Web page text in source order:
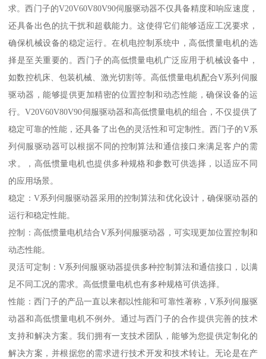
求。西门子的V20V60V80V90伺服驱动器不仅具备精度和响应速度，
还具备出色的抗干扰和超载能力。这使得它们能够适应工况要求，
确保机械设备的稳定运行。在机电控制系统中，高低惯量电机的选
择是至关重要的。西门子的高低惯量电机广泛应用于机械设备中，
如数控机床、包装机械、激光切割等。高低惯量电机配合V系列伺服
驱动器，能够提供更加精密的位置控制和动态性能，确保设备的运
行。V20V60V80V90伺服驱动器和高低惯量电机的组合，不仅提供了
稳定可靠的性能，还具备了出色的灵活性和可定制性。西门子的V系
列伺服驱动器可以根据不同的控制算法和通信接口来满足客户的需
求。，高低惯量电机也提供多种规格和参数可供选择，以适应不同
的应用场景。
稳定：V系列伺服驱动器采用的控制算法和优化设计，确保驱动器的
运行和稳定性能。
控制：高低惯量电机结合V系列伺服驱动器，可实现更加位置控制和
动态性能。
灵活可定制：V系列伺服驱动器提供多种控制算法和通信接口，以满
足不同工况的需求。高低惯量电机也有多种规格可供选择。
性能：西门子的产品一直以来都以性能和可靠性著称，V系列伺服驱
动器和高低惯量电机不例外。通过与西门子的合作提供完善的技术
支持和解决方案。我们拥有一支技术团队，能够为您提供定制化的
解决方案，并根据您的需求进行技术开发和技术转让。无论是在产